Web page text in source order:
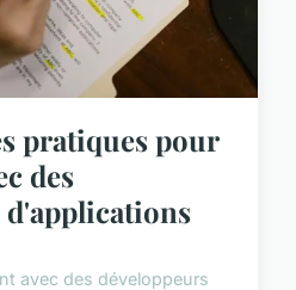
pratiques pour
des
d'applications
avec des développeurs